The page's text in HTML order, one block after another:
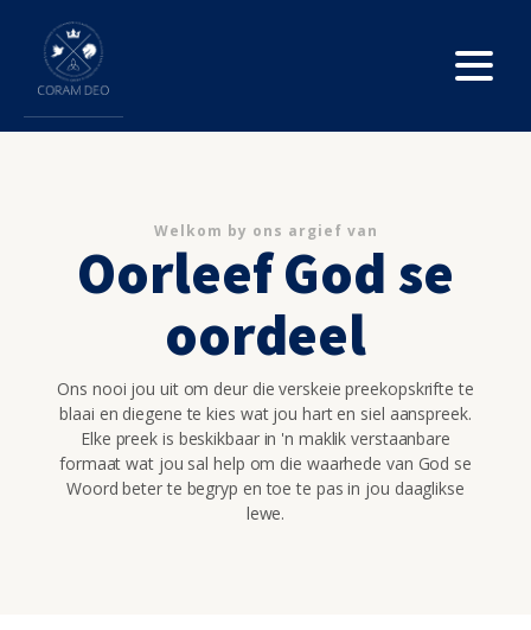
Welkom by ons argief van
Oorleef God se
oordeel
Ons nooi jou uit om deur die verskeie preekopskrifte te
blaai en diegene te kies wat jou hart en siel aanspreek.
Elke preek is beskikbaar in 'n maklik verstaanbare
formaat wat jou sal help om die waarhede van God se
Woord beter te begryp en toe te pas in jou daaglikse
lewe.